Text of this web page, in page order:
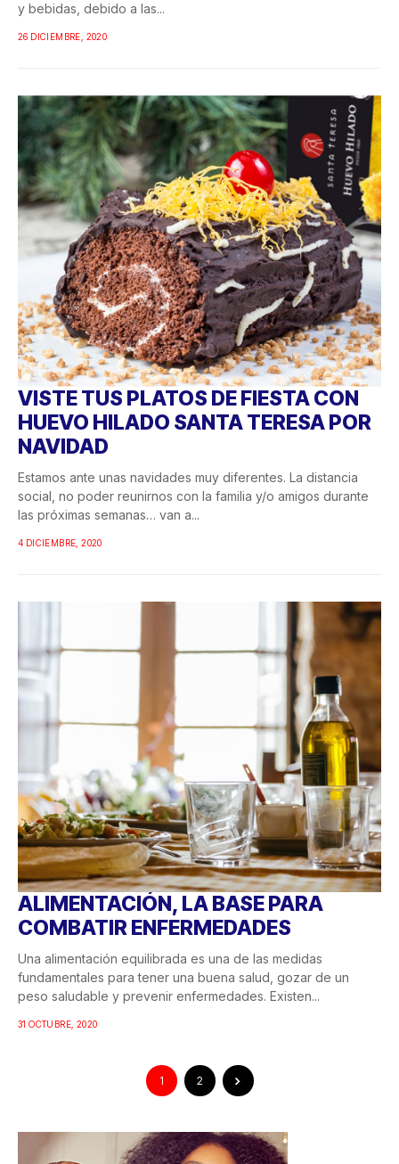
y bebidas, debido a las...
26 DICIEMBRE, 2020
VISTE TUS PLATOS DE FIESTA CON
HUEVO HILADO SANTA TERESA POR
NAVIDAD
Estamos ante unas navidades muy diferentes. La distancia
social, no poder reunirnos con la familia y/o amigos durante
las próximas semanas… van a...
4 DICIEMBRE, 2020
ALIMENTACIÓN, LA BASE PARA
COMBATIR ENFERMEDADES
Una alimentación equilibrada es una de las medidas
fundamentales para tener una buena salud, gozar de un
peso saludable y prevenir enfermedades. Existen...
31 OCTUBRE, 2020
1 2